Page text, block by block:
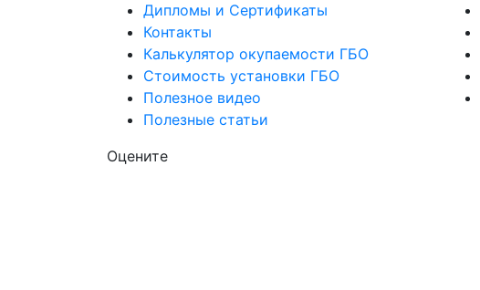
Дипломы и Сертификаты
Контакты
Калькулятор окупаемости ГБО
Стоимость установки ГБО
Полезное видео
Полезные статьи
Оцените